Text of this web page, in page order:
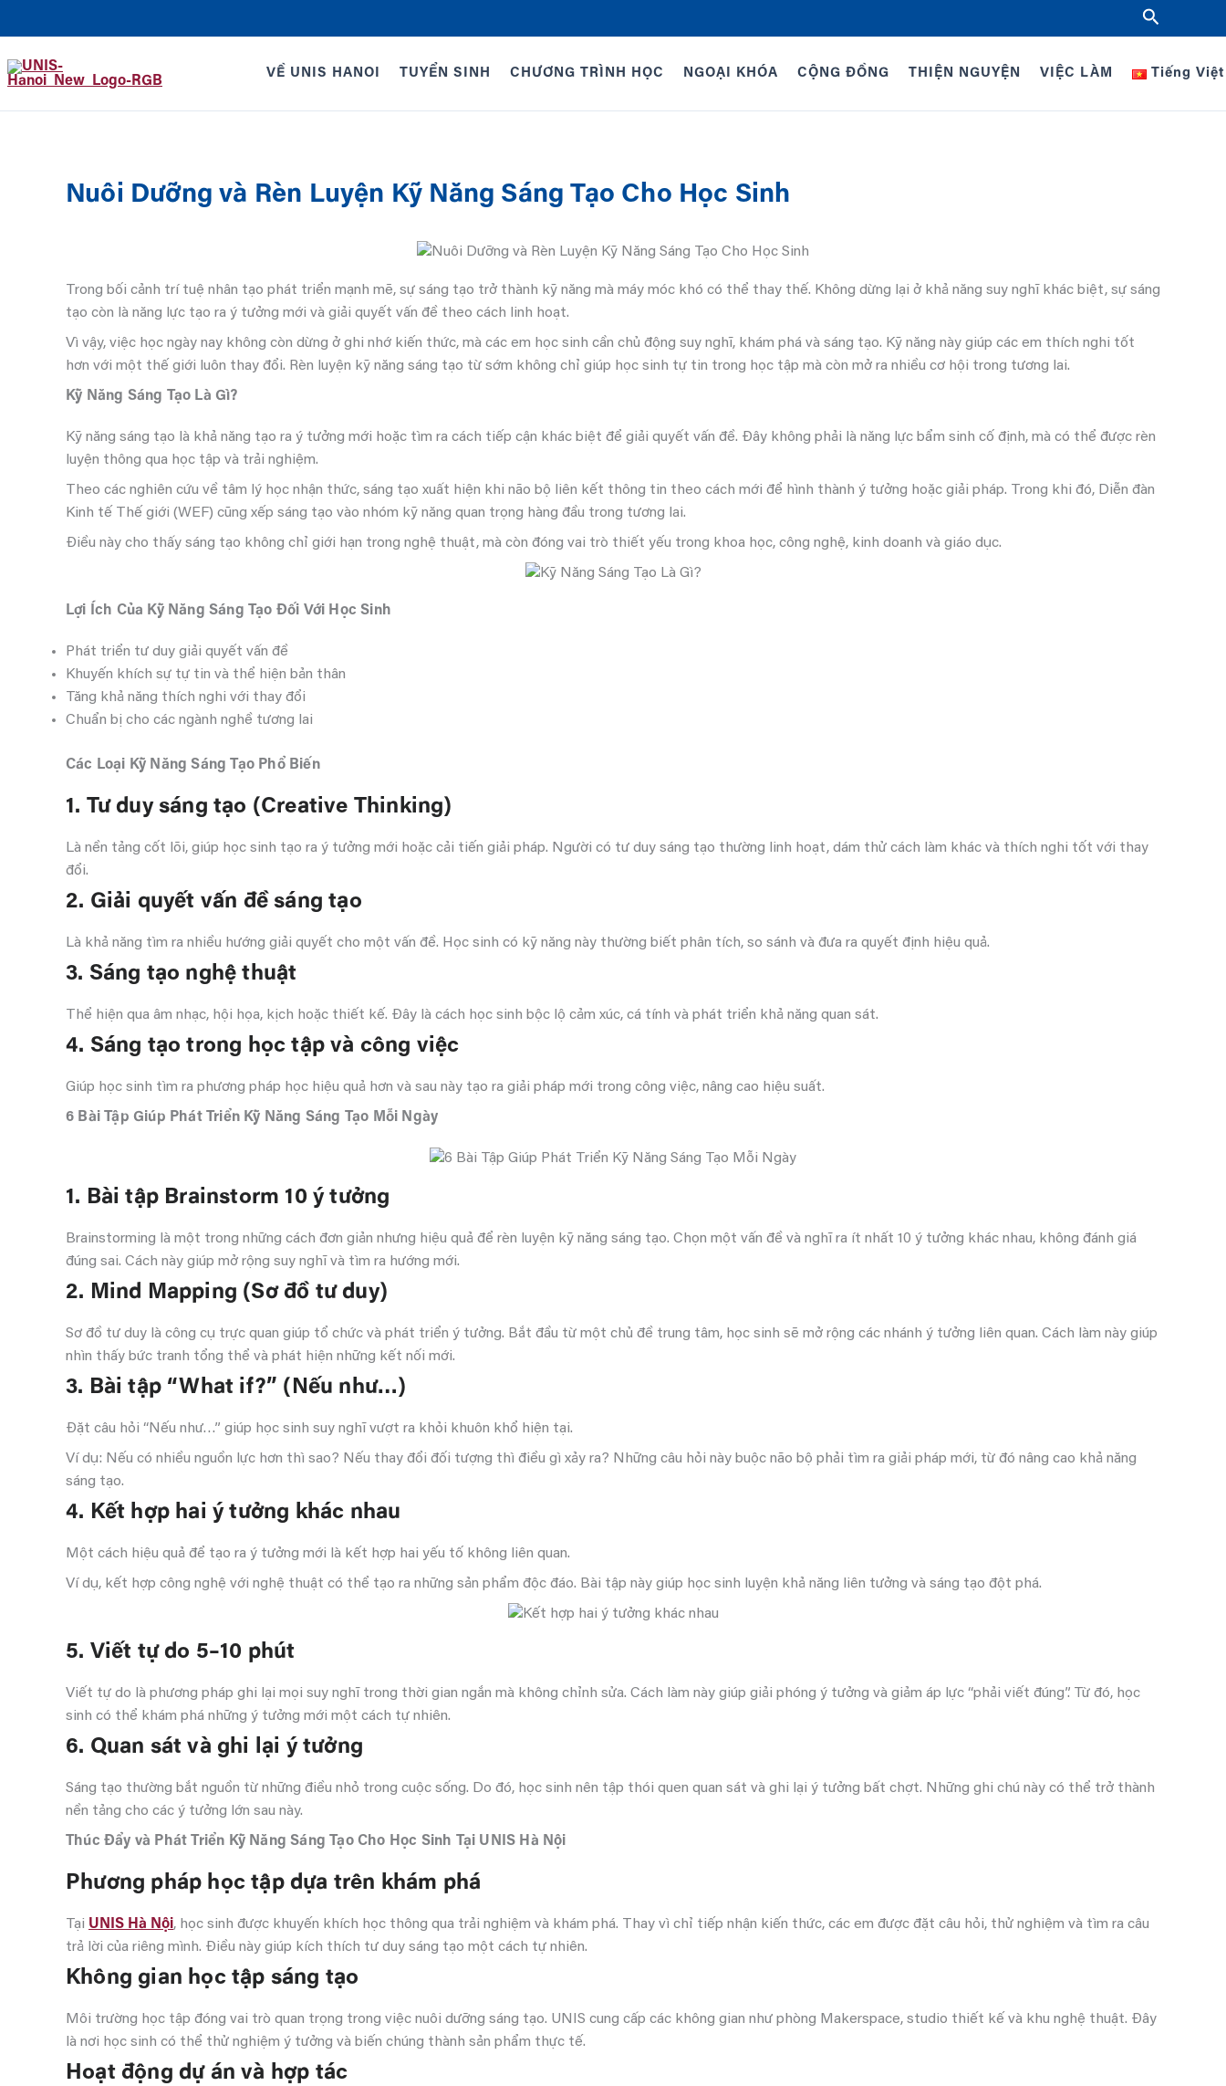
dung
Tìm
kiếm
VỀ UNIS HANOI TUYỂN SINH CHƯƠNG TRÌNH HỌC NGOẠI KHÓA CỘNG ĐỒNG THIỆN NGUYỆN VIỆC LÀM Tiếng Việt
Nuôi Dưỡng và Rèn Luyện Kỹ Năng Sáng Tạo Cho Học Sinh
Trong bối cảnh trí tuệ nhân tạo phát triển mạnh mẽ, sự sáng tạo trở thành kỹ năng mà máy móc khó có thể thay thế. Không dừng lại ở khả năng suy nghĩ khác biệt, sự sáng
tạo còn là năng lực tạo ra ý tưởng mới và giải quyết vấn đề theo cách linh hoạt.
Vì vậy, việc học ngày nay không còn dừng ở ghi nhớ kiến thức, mà các em học sinh cần chủ động suy nghĩ, khám phá và sáng tạo. Kỹ năng này giúp các em thích nghi tốt
hơn với một thế giới luôn thay đổi. Rèn luyện kỹ năng sáng tạo từ sớm không chỉ giúp học sinh tự tin trong học tập mà còn mở ra nhiều cơ hội trong tương lai.
Kỹ Năng Sáng Tạo Là Gì?
Kỹ năng sáng tạo là khả năng tạo ra ý tưởng mới hoặc tìm ra cách tiếp cận khác biệt để giải quyết vấn đề. Đây không phải là năng lực bẩm sinh cố định, mà có thể được rèn
luyện thông qua học tập và trải nghiệm.
Theo các nghiên cứu về tâm lý học nhận thức, sáng tạo xuất hiện khi não bộ liên kết thông tin theo cách mới để hình thành ý tưởng hoặc giải pháp. Trong khi đó, Diễn đàn
Kinh tế Thế giới (WEF) cũng xếp sáng tạo vào nhóm kỹ năng quan trọng hàng đầu trong tương lai.
Điều này cho thấy sáng tạo không chỉ giới hạn trong nghệ thuật, mà còn đóng vai trò thiết yếu trong khoa học, công nghệ, kinh doanh và giáo dục.
Lợi Ích Của Kỹ Năng Sáng Tạo Đối Với Học Sinh
Phát triển tư duy giải quyết vấn đề
Khuyến khích sự tự tin và thể hiện bản thân
Tăng khả năng thích nghi với thay đổi
Chuẩn bị cho các ngành nghề tương lai
Các Loại Kỹ Năng Sáng Tạo Phổ Biến
1. Tư duy sáng tạo (Creative Thinking)
Là nền tảng cốt lõi, giúp học sinh tạo ra ý tưởng mới hoặc cải tiến giải pháp. Người có tư duy sáng tạo thường linh hoạt, dám thử cách làm khác và thích nghi tốt với thay
đổi.
2. Giải quyết vấn đề sáng tạo
Là khả năng tìm ra nhiều hướng giải quyết cho một vấn đề. Học sinh có kỹ năng này thường biết phân tích, so sánh và đưa ra quyết định hiệu quả.
3. Sáng tạo nghệ thuật
Thể hiện qua âm nhạc, hội họa, kịch hoặc thiết kế. Đây là cách học sinh bộc lộ cảm xúc, cá tính và phát triển khả năng quan sát.
4. Sáng tạo trong học tập và công việc
Giúp học sinh tìm ra phương pháp học hiệu quả hơn và sau này tạo ra giải pháp mới trong công việc, nâng cao hiệu suất.
6 Bài Tập Giúp Phát Triển Kỹ Năng Sáng Tạo Mỗi Ngày
1. Bài tập Brainstorm 10 ý tưởng
Brainstorming là một trong những cách đơn giản nhưng hiệu quả để rèn luyện kỹ năng sáng tạo. Chọn một vấn đề và nghĩ ra ít nhất 10 ý tưởng khác nhau, không đánh giá
đúng sai. Cách này giúp mở rộng suy nghĩ và tìm ra hướng mới.
2. Mind Mapping (Sơ đồ tư duy)
Sơ đồ tư duy là công cụ trực quan giúp tổ chức và phát triển ý tưởng. Bắt đầu từ một chủ đề trung tâm, học sinh sẽ mở rộng các nhánh ý tưởng liên quan. Cách làm này giúp
nhìn thấy bức tranh tổng thể và phát hiện những kết nối mới.
3. Bài tập “What if?” (Nếu như…)
Đặt câu hỏi “Nếu như…” giúp học sinh suy nghĩ vượt ra khỏi khuôn khổ hiện tại.
Ví dụ: Nếu có nhiều nguồn lực hơn thì sao? Nếu thay đổi đối tượng thì điều gì xảy ra? Những câu hỏi này buộc não bộ phải tìm ra giải pháp mới, từ đó nâng cao khả năng
sáng tạo.
4. Kết hợp hai ý tưởng khác nhau
Một cách hiệu quả để tạo ra ý tưởng mới là kết hợp hai yếu tố không liên quan.
Ví dụ, kết hợp công nghệ với nghệ thuật có thể tạo ra những sản phẩm độc đáo. Bài tập này giúp học sinh luyện khả năng liên tưởng và sáng tạo đột phá.
5. Viết tự do 5–10 phút
Viết tự do là phương pháp ghi lại mọi suy nghĩ trong thời gian ngắn mà không chỉnh sửa. Cách làm này giúp giải phóng ý tưởng và giảm áp lực “phải viết đúng”. Từ đó, học
sinh có thể khám phá những ý tưởng mới một cách tự nhiên.
6. Quan sát và ghi lại ý tưởng
Sáng tạo thường bắt nguồn từ những điều nhỏ trong cuộc sống. Do đó, học sinh nên tập thói quen quan sát và ghi lại ý tưởng bất chợt. Những ghi chú này có thể trở thành
nền tảng cho các ý tưởng lớn sau này.
Thúc Đẩy và Phát Triển Kỹ Năng Sáng Tạo Cho Học Sinh Tại UNIS Hà Nội
Phương pháp học tập dựa trên khám phá
Tại UNIS Hà Nội, học sinh được khuyến khích học thông qua trải nghiệm và khám phá. Thay vì chỉ tiếp nhận kiến thức, các em được đặt câu hỏi, thử nghiệm và tìm ra câu
trả lời của riêng mình. Điều này giúp kích thích tư duy sáng tạo một cách tự nhiên.
Không gian học tập sáng tạo
Môi trường học tập đóng vai trò quan trọng trong việc nuôi dưỡng sáng tạo. UNIS cung cấp các không gian như phòng Makerspace, studio thiết kế và khu nghệ thuật. Đây
là nơi học sinh có thể thử nghiệm ý tưởng và biến chúng thành sản phẩm thực tế.
Hoạt động dự án và hợp tác